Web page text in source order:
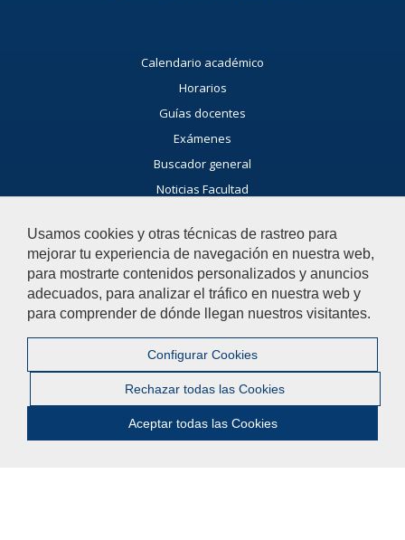
Usamos cookies y otras técnicas de rastreo para
mejorar tu experiencia de navegación en nuestra web,
para mostrarte contenidos personalizados y anuncios
adecuados, para analizar el tráfico en nuestra web y
para comprender de dónde llegan nuestros visitantes.
Configurar Cookies
Rechazar todas las Cookies
Aceptar todas las Cookies
Calendario académico
Horarios
Guías docentes
Exámenes
Buscador general
Noticias Facultad
Ayúdanos a mejorar
El acceso al buzón exclusivamente se hará en caso de querer
plantear cuestiones que se puedan calificar como una incidencia,
reclamación, sugerencia o felicitación.
Contacta con nosotros
© 2022 Universidad Pablo de Olavide - Facultad de Ciencias
Experimentales